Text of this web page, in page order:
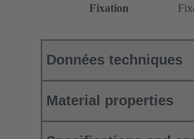
Fixation
Données techniques
Material properties